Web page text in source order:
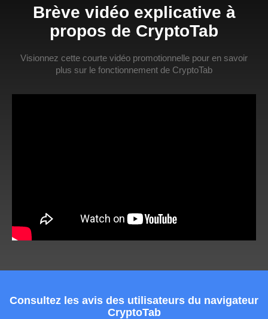
Brève vidéo explicative à
propos de CryptoTab
Visionnez cette courte vidéo promotionnelle pour en savoir
plus sur le fonctionnement de CryptoTab
Consultez les avis des utilisateurs du navigateur
CryptoTab